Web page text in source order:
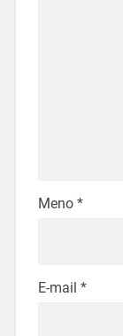
Meno *
E-mail *